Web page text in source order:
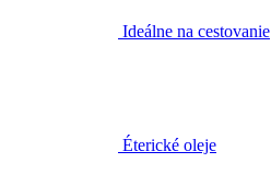
Ideálne na cestovanie
Éterické oleje